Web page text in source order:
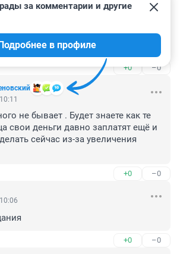
Но тем, кто уже провел за свой
но теперь ему ещё и платить за
другим людям за счёт того
стоить не 5, а 10 руб за кубометр.
+0 –0
за комментарии и другие
в профиле
не бывает . Будет знаете как те
свои деньги давно заплатят ещё и
сейчас из-за увеличения
+0 –0
+0 –0